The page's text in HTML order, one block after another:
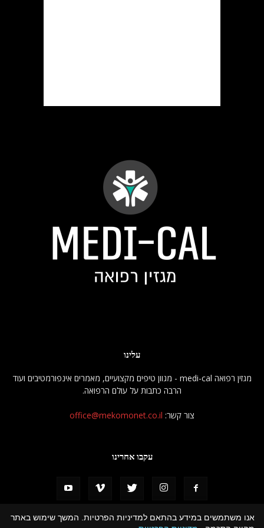
עלינו
מגזין רפואה medi-cal - מגוון טיפים מקצועיים, מאמרים אינפורמטיבים ועוד
הרבה כתבות על עולם הרפואה.
צור קשר: office@mekomonet.co.il
עקבו אחרינו
אנו משתמשים במידע בהתאם למדיניות הפרטיות. המשך שימוש באתר